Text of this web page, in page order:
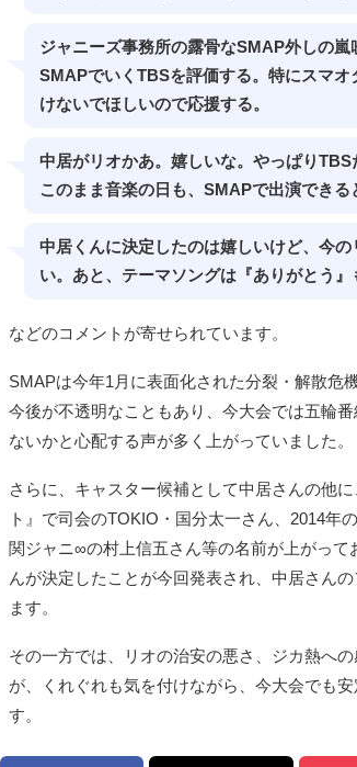
ジャニーズ事務所の露骨なSMAP外しの
SMAPでいくTBSを評価する。特にスマ
けないでほしいので応援する。
中居がリオかあ。嬉しいな。やっぱり
このまま音楽の日も、SMAPで出演できる
中居くんに決定したのは嬉しいけど、今
い。あと、テーマソングは『ありがとう
などのコメントが寄せられています。
SMAPは今年1月に表面化された分裂・解散危
今後が不透明なこともあり、今大会では五輪
ないかと心配する声が多く上がっていました。
さらに、キャスター候補として中居さんの他
ト』で司会のTOKIO・国分太一さん、2014年
関ジャニ∞の村上信五さん等の名前が上がっ
んが決定したことが今回発表され、中居さん
ます。
その一方では、リオの治安の悪さ、ジカ熱へ
が、くれぐれも気を付けながら、今大会でも
す。